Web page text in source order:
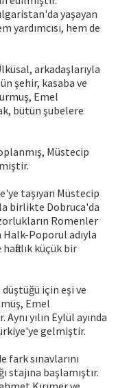
yaşayan
yardımcısı, hem de
arkadaşlarıyla
şehir, kasaba ve
Emel
bütün şubelere
Müstecip
taşıyan Müstecip
birlikte Dobruca'da
Romenler
Poporul adıyla
küçük bir
düştüğü için eşi ve
Emel
yılın Eylül ayında
gelmiştir.
fark sınavlarını
stajına başlamıştır.